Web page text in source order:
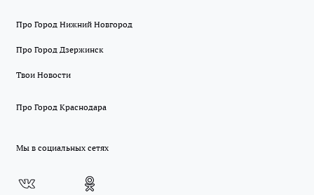
Про Город Нижний Новгород
Про Город Дзержинск
Твои Новости
Про Город Краснодара
Мы в социальных сетях